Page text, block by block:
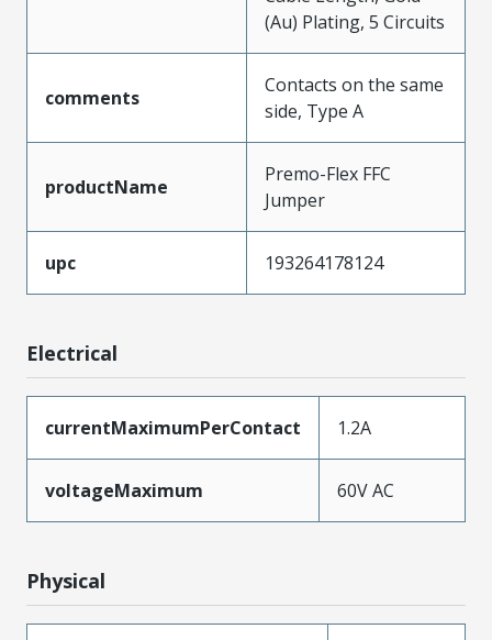
(Au) Plating, 5 Circuits
comments
Contacts on the same
side, Type A
productName
Premo-Flex FFC
Jumper
upc 193264178124
Electrical
currentMaximumPerContact 1.2A
voltageMaximum 60V AC
Physical